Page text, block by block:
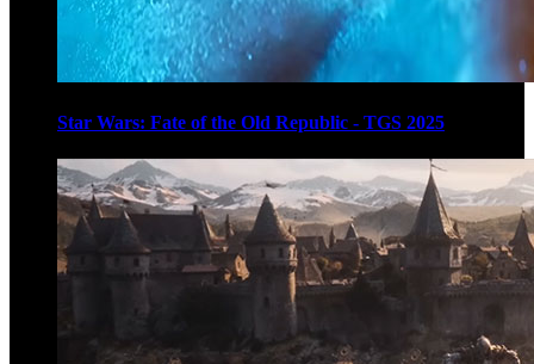
Star Wars: Fate of the Old Republic - TGS 2025